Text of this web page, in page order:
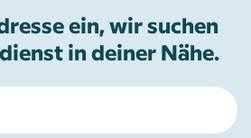
ein, wir suchen
in deiner Nähe.